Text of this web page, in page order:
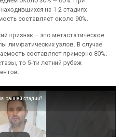
на 1-2 стадиях
составляет около 90%.
признак – это метастатическое
лимфатических узлов. В случае
составляет примерно 80%.
то 5-ти летний рубеж
ранней стадии?